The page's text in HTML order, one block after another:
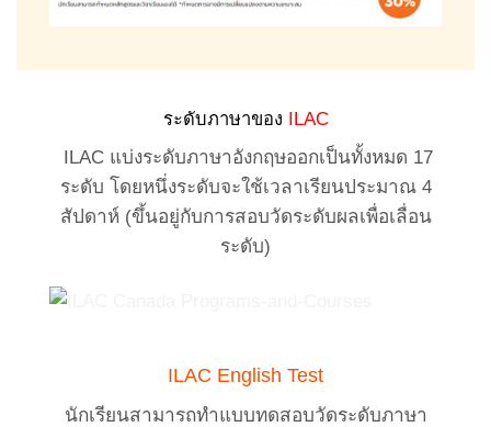
ระดับภาษาของ ILAC
ILAC แบ่งระดับภาษาอังกฤษออกเป็นทั้งหมด 17
ระดับ โดยหนึ่งระดับจะใช้เวลาเรียนประมาณ 4
สัปดาห์ (ขึ้นอยู่กับการสอบวัดระดับผลเพื่อเลื่อน
ระดับ)
ILAC English Test
นักเรียนสามารถทำแบบทดสอบวัดระดับภาษา